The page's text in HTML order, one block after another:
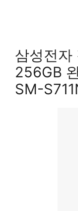
삼성전자
256GB
SM-